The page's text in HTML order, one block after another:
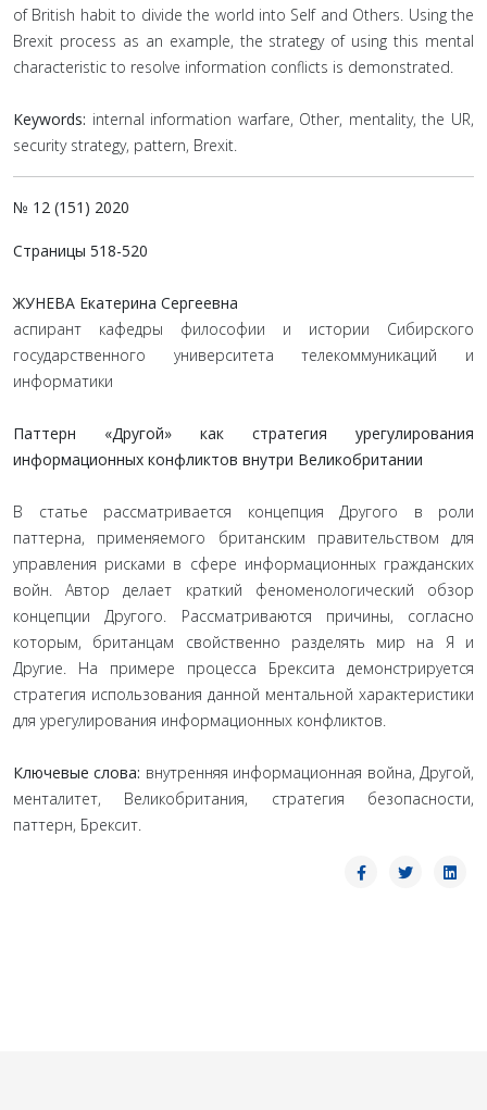
of British habit to divide the world into Self and Others. Using the
Brexit process as an example, the strategy of using this mental
characteristic to resolve information conflicts is demonstrated.
Keywords: internal information warfare, Other, mentality, the UR,
security strategy, pattern, Brexit.
№ 12 (151) 2020
Страницы 518-520
ЖУНЕВА Екатерина Сергеевна
аспирант кафедры философии и истории Сибирского
государственного университета телекоммуникаций и
информатики
Паттерн «Другой» как стратегия урегулирования
информационных конфликтов внутри Великобритании
В статье рассматривается концепция Другого в роли
паттерна, применяемого британским правительством для
управления рисками в сфере информационных гражданских
войн. Автор делает краткий феноменологический обзор
концепции Другого. Рассматриваются причины, согласно
которым, британцам свойственно разделять мир на Я и
Другие. На примере процесса Брексита демонстрируется
стратегия использования данной ментальной характеристики
для урегулирования информационных конфликтов.
Ключевые слова: внутренняя информационная война, Другой,
менталитет, Великобритания, стратегия безопасности,
паттерн, Брексит.